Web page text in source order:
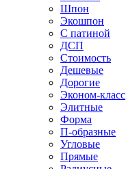
Шпон
Экошпон
С патиной
ДСП
Стоимость
Дешевые
Дорогие
Эконом-класс
Элитные
Форма
П-образные
Угловые
Прямые